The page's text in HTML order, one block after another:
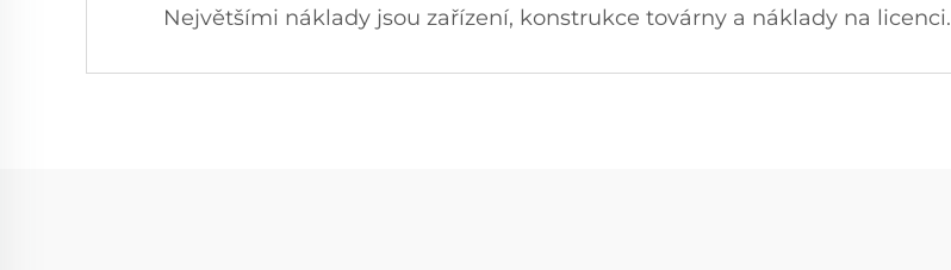
Největšími náklady jsou zařízení, konstrukce továrny a náklady na licenci.